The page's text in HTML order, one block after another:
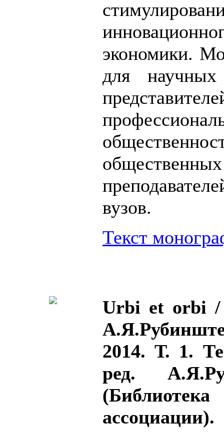
экономики.
для научных
вузов.
Текст
Urbi et orbi /
2014. Т. 1.
ред.
ассоциации).